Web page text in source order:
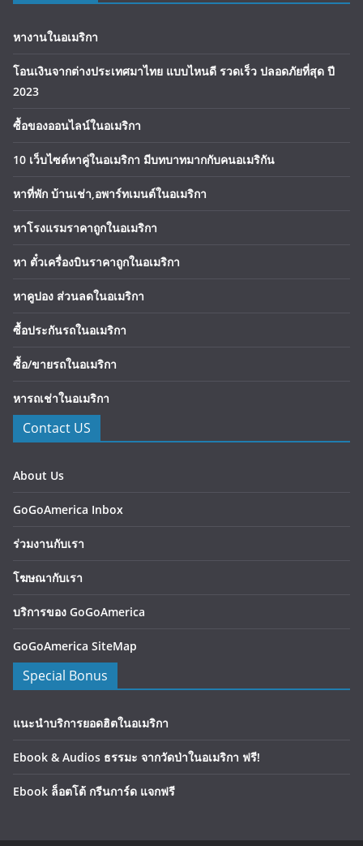
หางานในอเมริกา
โอนเงินจากต่างประเทศมาไทย แบบไหนดี รวดเร็ว ปลอดภัยที่สุด ปี
2023
ซื้อของออนไลน์ในอเมริกา
10 เว็บไซต์หาคู่ในอเมริกา มีบทบาทมากกับคนอเมริกัน
หาที่พัก บ้านเช่า,อพาร์ทเมนต์ในอเมริกา
หาโรงแรมราคาถูกในอเมริกา
หา ตั๋วเครื่องบินราคาถูกในอเมริกา
หาคูปอง ส่วนลดในอเมริกา
ซื้อประกันรถในอเมริกา
ซื้อ/ขายรถในอเมริกา
หารถเช่าในอเมริกา
Contact US
About Us
GoGoAmerica Inbox
ร่วมงานกับเรา
โฆษณากับเรา
บริการของ GoGoAmerica
GoGoAmerica SiteMap
Special Bonus
แนะนำบริการยอดฮิตในอเมริกา
Ebook & Audios ธรรมะ จากวัดป่าในอเมริกา ฟรี!
Ebook ล็อตโต้ กรีนการ์ด แจกฟรี